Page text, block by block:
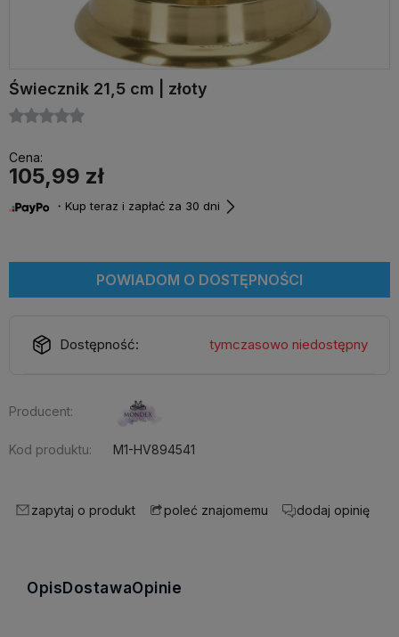
Świecznik 21,5 cm | złoty
Cena:
105,99 zł
・Kup teraz i zapłać za 30 dni
POWIADOM O DOSTĘPNOŚCI
Dostępność: tymczasowo niedostępny
Producent:
Kod produktu: M1-HV894541
zapytaj o produkt poleć znajomemu dodaj opinię
OpisDostawaOpinie